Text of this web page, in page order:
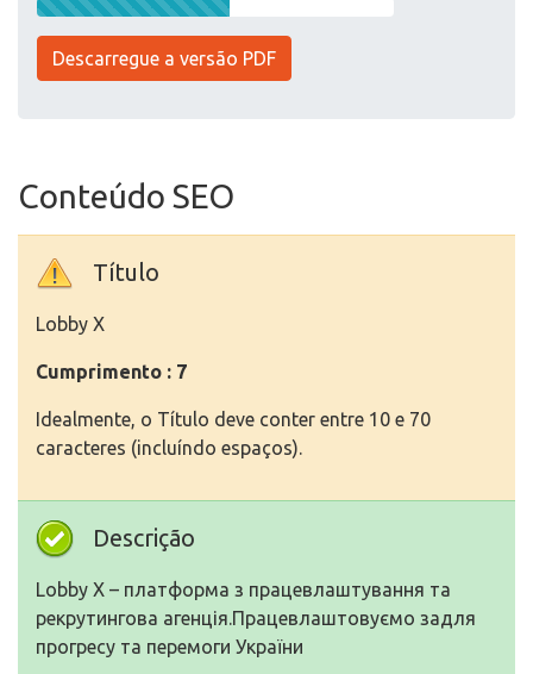
Descarregue a versão PDF
Conteúdo SEO
Título
Lobby X
Cumprimento : 7
Idealmente, o Título deve conter entre 10 e 70
caracteres (incluíndo espaços).
Descrição
Lobby X – платформа з працевлаштування та
рекрутингова агенція.Працевлаштовуємо задля
прогресу та перемоги України